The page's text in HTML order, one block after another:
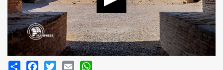
Share FacebookTwitterEmail